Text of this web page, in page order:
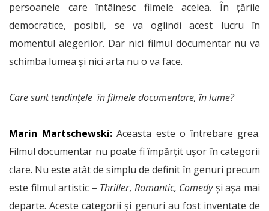
persoanele care întâlnesc filmele acelea. În țările
democratice, posibil, se va oglindi acest lucru în
momentul alegerilor. Dar nici filmul documentar nu va
schimba lumea și nici arta nu o va face.
Care sunt tendințele în filmele documentare, în lume?
Marin Martschewski: Aceasta este o întrebare grea.
Filmul documentar nu poate fi împărțit ușor în categorii
clare. Nu este atât de simplu de definit în genuri precum
este filmul artistic – Thriller, Romantic, Comedyși așa mai
departe. Aceste categorii și genuri au fost inventate de